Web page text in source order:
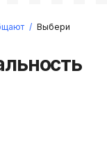
/ Выбери